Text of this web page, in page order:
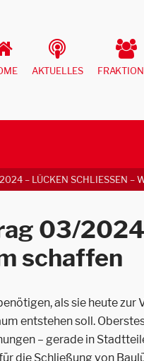
AKTUELLES FRAKTION
– LÜCKEN SCHLIESSEN –
03/
schaffen
als sie heute zur
entstehen soll.
– gerade in
die Schließung von